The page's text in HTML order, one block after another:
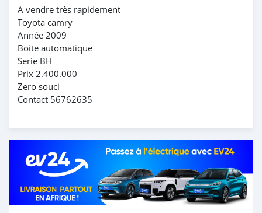
A vendre très rapidement
Toyota camry
Année 2009
Boite automatique
Serie BH
Prix 2.400.000
Zero souci
Contact 56762635